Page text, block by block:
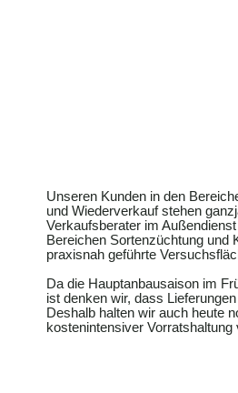
Unseren Kunden in den
und Wiederverkauf stehen
Verkaufsberater im
Bereichen Sortenzüchtung und
praxisnah geführte
Da die Hauptanbausaison im
ist denken wir, dass
Deshalb halten wir auch heute
kostenintensiver Vorratshaltung